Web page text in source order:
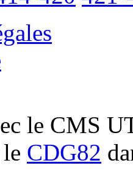
le CMS
CDG82